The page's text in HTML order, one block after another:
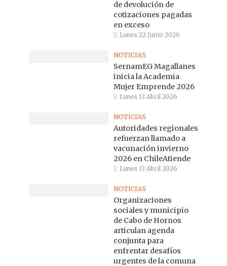
de devolución de
cotizaciones pagadas
en exceso
Lunes 22 Junio 2026
NOTICIAS
SernamEG Magallanes
inicia la Academia
Mujer Emprende 2026
Lunes 13 Abril 2026
NOTICIAS
Autoridades regionales
refuerzan llamado a
vacunación invierno
2026 en ChileAtiende
Lunes 13 Abril 2026
NOTICIAS
Organizaciones
sociales y municipio
de Cabo de Hornos
articulan agenda
conjunta para
enfrentar desafíos
urgentes de la comuna